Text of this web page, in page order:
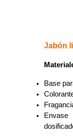
Jabón
Base